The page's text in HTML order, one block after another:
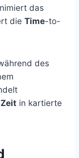
das
die Time-to-
des
Zeit in kartierte